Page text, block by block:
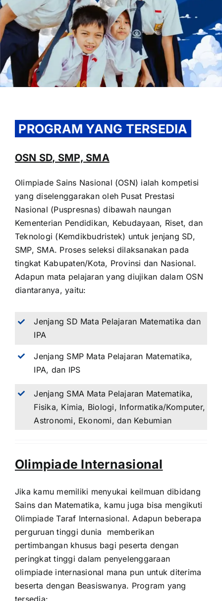
OUR PROGRAM
REGISTRATION
CONTACT US
PROGRAM YANG TERSEDIA
OSN SD, SMP, SMA
Olimpiade Sains Nasional (OSN) ialah kompetisi
yang diselenggarakan oleh Pusat Prestasi
Nasional (Puspresnas) dibawah naungan
Kementerian Pendidikan, Kebudayaan, Riset, dan
Teknologi (Kemdikbudristek) untuk jenjang SD,
SMP, SMA. Proses seleksi dilaksanakan pada
tingkat Kabupaten/Kota, Provinsi dan Nasional.
Adapun mata pelajaran yang diujikan dalam OSN
diantaranya, yaitu:
Jenjang SD Mata Pelajaran Matematika dan
IPA
Jenjang SMP Mata Pelajaran Matematika,
IPA, dan IPS
Jenjang SMA Mata Pelajaran Matematika,
Fisika, Kimia, Biologi, Informatika/Komputer,
Astronomi, Ekonomi, dan Kebumian
Olimpiade Internasional
Jika kamu memiliki menyukai keilmuan dibidang
Sains dan Matematika, kamu juga bisa mengikuti
Olimpiade Taraf Internasional. Adapun beberapa
perguruan tinggi dunia memberikan
pertimbangan khusus bagi peserta dengan
peringkat tinggi dalam penyelenggaraan
olimpiade internasional mana pun untuk diterima
beserta dengan Beasiswanya. Program yang